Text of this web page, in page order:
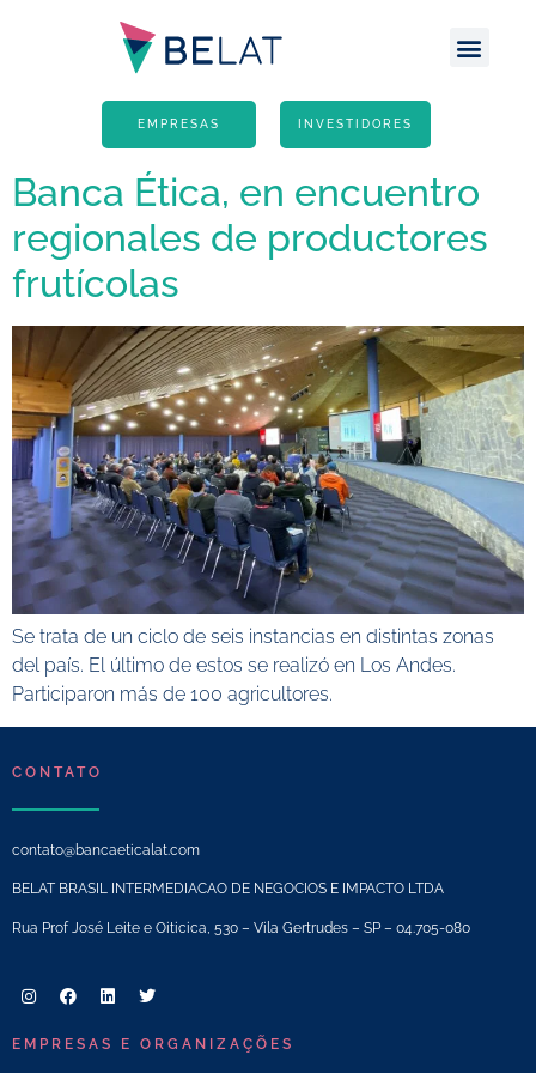
EMPRESAS INVESTIDORES
Banca Ética, en encuentro
regionales de productores
frutícolas
Se trata de un ciclo de seis instancias en distintas zonas
del país. El último de estos se realizó en Los Andes.
Participaron más de 100 agricultores.
CONTATO
contato@bancaeticalat.com
BELAT BRASIL INTERMEDIACAO DE NEGOCIOS E IMPACTO LTDA
Rua Prof José Leite e Oiticica, 530 – Vila Gertrudes – SP – 04.705-080
EMPRESAS E ORGANIZAÇÕES